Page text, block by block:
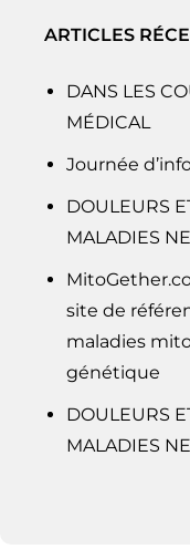
ARTICLES
DANS LES
MÉDICAL
Journée
DOULEURS
MALADIES
site de
maladies
génétique
DOULEURS
MALADIES